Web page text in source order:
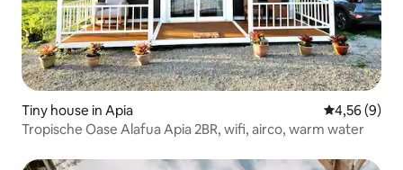
Tiny house in Apia Gemiddelde
4,56 (9)
Tropische Oase Alafua Apia 2BR, wifi, airco, warm water